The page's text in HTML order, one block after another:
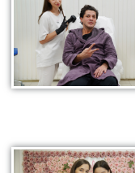
лица
кальция «
коллаген)
SMAS
аппаратом
СМАС
ЛАЗЕРНАЯ